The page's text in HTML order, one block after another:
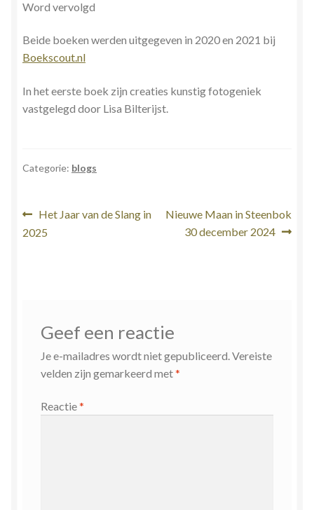
Word vervolgd
Beide boeken werden uitgegeven in 2020 en 2021 bij
Boekscout.nl
In het eerste boek zijn creaties kunstig fotogeniek
vastgelegd door Lisa Bilterijst.
Categorie: blogs
Bericht
navigatie
Vorig
bericht:
Het Jaar van de Slang in
2025
Volgend
bericht:
Nieuwe Maan in Steenbok
30 december 2024
Geef een reactie
Je e-mailadres wordt niet gepubliceerd. Vereiste
velden zijn gemarkeerd met*
Reactie*